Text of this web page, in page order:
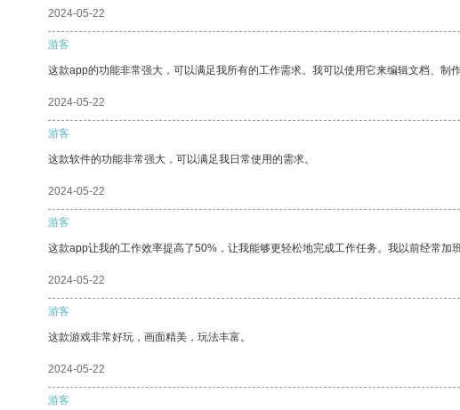
2024-05-22
游客
这款app的功能非常强大，可以满足我所有的工作需求。我可以使用它来编辑文档、制
2024-05-22
游客
这款软件的功能非常强大，可以满足我日常使用的需求。
2024-05-22
游客
这款app让我的工作效率提高了50%，让我能够更轻松地完成工作任务。我以前经常加
2024-05-22
游客
这款游戏非常好玩，画面精美，玩法丰富。
2024-05-22
游客